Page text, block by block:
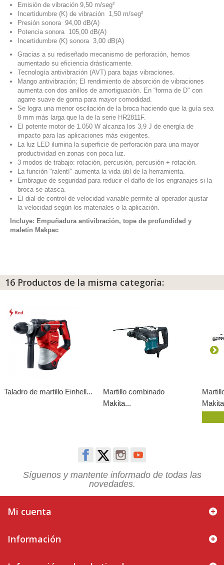
Emisión de vibración 9,50 m/seg²
Incertidumbre (K) de vibración 1,50 m/seg²
Presión sonora 94,00 dB(A)
Potencia sonora 105,00 dB(A)
Incertidumbre (K) sonora 3,00 dB(A)
Gracias a su rediseñado mecanismo de perforación, hemos
aumentado su eficiencia drásticamente.
Tecnología antivibración (AVT) para bajas vibraciones.
Mango antivibración; El rendimiento de absorción de vibraciones
aumenta con dos anillos de amortiguación. En “forma de D" con
agarre suave de goma para mayor comodidad.
Se logra una menor oscilación de la broca haciendo que la guía sea
8 mm más larga que la de la serie HR2811F.
El potente motor de 1.050 W alcanza los 3,9 J de energía de
impacto para las aplicaciones más exigentes.
La luz LED ilumina la superficie de perforación para una mayor
productividad en zonas con poca luz.
3 modos de trabajo: rotación, percusión, percusión + rotación.
La función "ralentí" aumenta la vida útil de la herramienta.
Embrague de seguridad para reducir el daño de los engranajes si la
broca se atasca.
El dial de control de velocidad variable permite al operador ajustar
la velocidad según los materiales o la aplicación.
Incluye: Empuñadura antivibración, tope de profundidad y
maletín Makpac
16 Productos de la misma categoría:
Taladro de martillo Einhell...
Martillo combinado
Makita...
Síguenos y mantente informado de todas las
novedades.
Mi cuenta
Información